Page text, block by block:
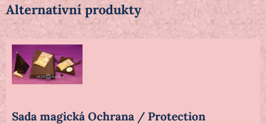
Alternativní produkty
Sada magická Ochrana / Protection